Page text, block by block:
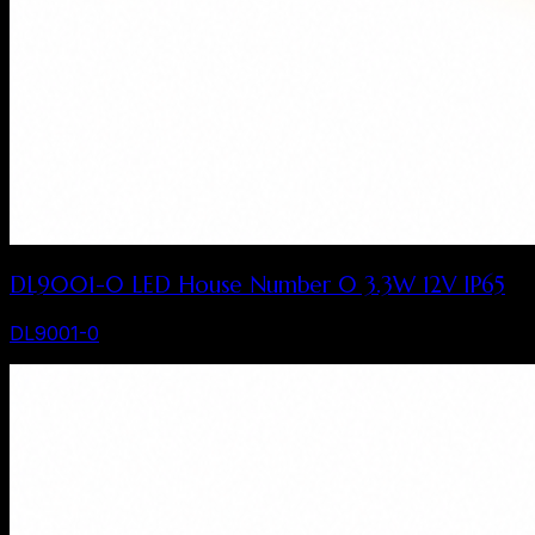
DL9001-0 LED House Number 0 3.3W 12V IP65
DL9001-0